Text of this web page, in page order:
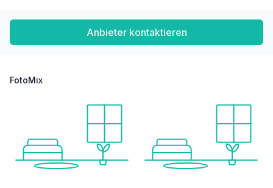
Einkaufszentrum <1.250m
Sonstige
Post <750m
U-Bahn <500m
Straßenbahn <250m
Bahnhof <750m
Anbieter kontaktieren
FotoMix